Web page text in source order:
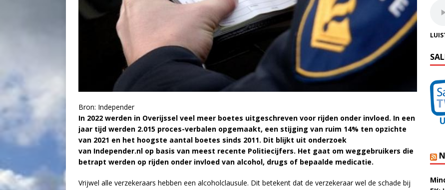
Bron: Independer
In 2022 werden in Overijssel veel meer boetes uitgeschreven voor rijden onder invloed. In een
jaar tijd werden 2.015 proces-verbalen opgemaakt, een stijging van ruim 14% ten opzichte
van 2021 en het hoogste aantal boetes sinds 2011. Dit blijkt uit onderzoek
van Independer.nl op basis van meest recente Politiecijfers. Het gaat om weggebruikers die
betrapt werden op rijden onder invloed van alcohol, drugs of bepaalde medicatie.
Vrijwel alle verzekeraars hebben een alcoholclausule. Dit betekent dat de verzekeraar wel de schade bij